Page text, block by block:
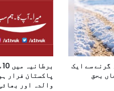
گرنے سے ایک
پاکستان فرار
والدہ اور